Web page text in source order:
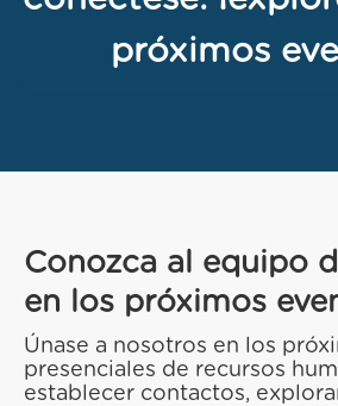
próximos
Conozca al equipo
en los próximos
Únase a nosotros en los
presenciales de recursos
establecer contactos,